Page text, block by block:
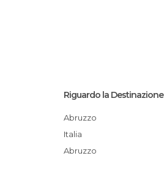
Riguardo la Destinazione
Abruzzo
Italia
Abruzzo